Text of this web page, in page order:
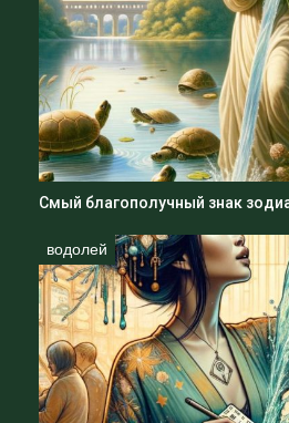
Смый благополучный знак
водолей